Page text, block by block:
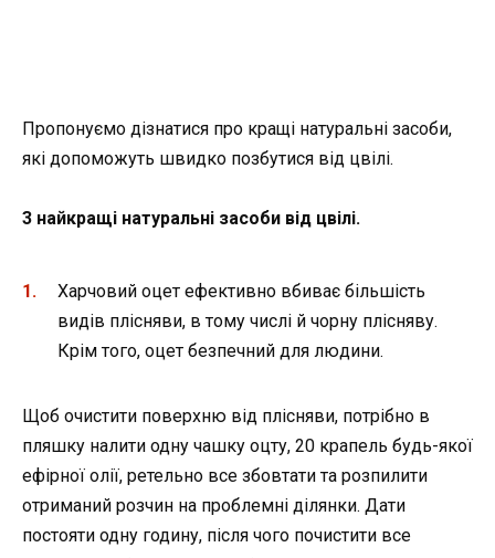
Пропонуємо дізнатися про кращі натуральні засоби,
які допоможуть швидко позбутися від цвілі.
3 найкращі натуральні засоби від цвілі.
Харчовий оцет ефективно вбиває більшість
видів плісняви, в тому числі й чорну плісняву.
Крім того, оцет безпечний для людини.
Щоб очистити поверхню від плісняви, потрібно в
пляшку налити одну чашку оцту, 20 крапель будь-якої
ефірної олії, ретельно все збовтати та розпилити
отриманий розчин на проблемні ділянки. Дати
постояти одну годину, після чого почистити все